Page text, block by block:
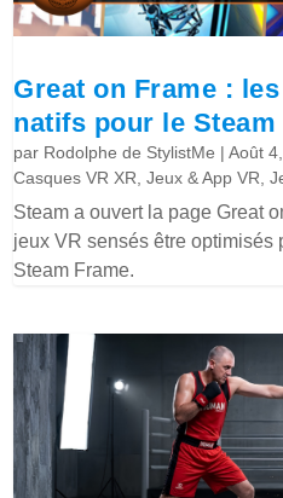
Great on Frame :
natifs pour le Steam
par Rodolphe de StylistMe |Août
Casques VR XR ,Jeux & App VR ,
Steam a ouvert la page Great
jeux VR sensés être optimisés
Steam Frame.